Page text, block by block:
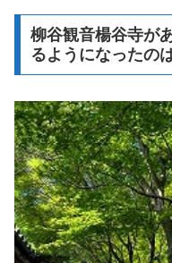
柳谷観音楊谷寺が
るようになったの